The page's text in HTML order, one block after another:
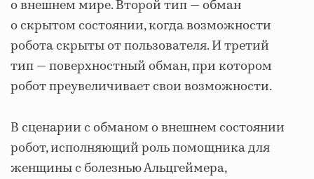
о внешнем мире. Второй тип — обман
о скрытом состоянии, когда возможности
робота скрыты от пользователя. И третий
тип — поверхностный обман, при котором
робот преувеличивает свои возможности.
В сценарии с обманом о внешнем состоянии
робот, исполняющий роль помощника для
женщины с болезнью Альцгеймера,